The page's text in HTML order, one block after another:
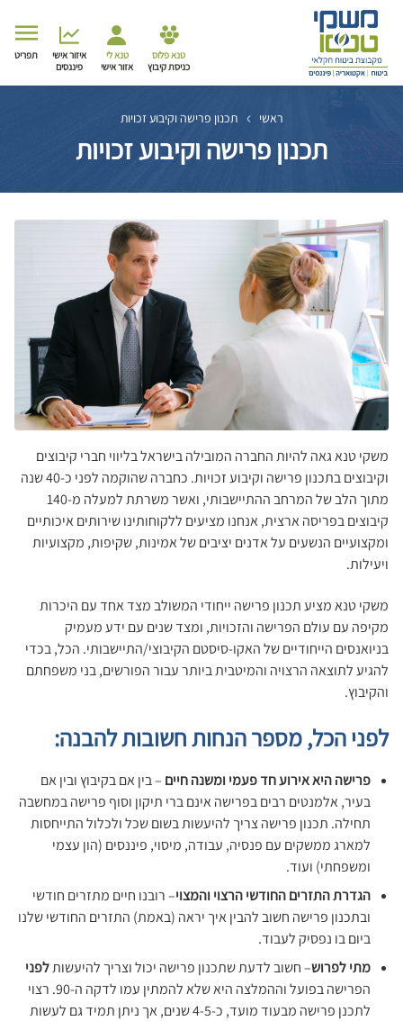
טנא פלוס
כניסת קיבוץ
טנא לי
אזור אישי
איזור אישי
פיננסים
תפריט
ראשי תכנון פרישה וקיבוע זכויות
תכנון פרישה וקיבוע זכויות
משקי טנא גאה להיות החברה המובילה בישראל בליווי חברי קיבוצים
וקיבוצים בתכנון פרישה וקיבוע זכויות. כחברה שהוקמה לפני כ-40 שנה
מתוך הלב של המרחב ההתיישבותי, ואשר משרתת למעלה מ-140
קיבוצים בפריסה ארצית, אנחנו מציעים ללקוחותינו שירותים איכותיים
ומקצועיים הנשעים על אדנים יציבים של אמינות, שקיפות, מקצועיות
ויעילות.
משקי טנא מציע תכנון פרישה ייחודי המשולב מצד אחד עם היכרות
מקיפה עם עולם הפרישה והזכויות, ומצד שנים עם ידע מעמיק
בניואנסים הייחודיים של האקו-סיסטם הקיבוצי/התיישבותי. הכל, בכדי
להגיע לתוצאה הרצויה והמיטבית ביותר עבור הפורשים, בני משפחתם
והקיבוץ.
לפני הכל, מספר הנחות חשובות להבנה:
פרישה היא אירוע חד פעמי ומשנה חיים – בין אם בקיבוץ ובין אם
בעיר, אלמנטים רבים בפרישה אינם ברי תיקון וסוף פרישה במחשבה
תחילה. תכנון פרישה צריך להיעשות בשום שכל ולכלול התייחסות
למארג ממשקים עם פנסיה, עבודה, מיסוי, פיננסים (הון עצמי
ומשפחתי) ועוד.
הגדרת התזרים החודשי הרצוי והמצוי– רובנו חיים מתזרים חודשי
ובתכנון פרישה חשוב להבין איך יראה (באמת) התזרים החודשי שלנו
ביום בו נפסיק לעבוד.
מתי לפרוש– חשוב לדעת שתכנון פרישה יכול וצריך להיעשותלפני
הפרישה בפועל וההמלצה היא שלא להמתין עמו לדקה ה-90. רצוי
לתכנן פרישה מבעוד מועד, כ-4-5 שנים, אך ניתן תמיד גם לעשות